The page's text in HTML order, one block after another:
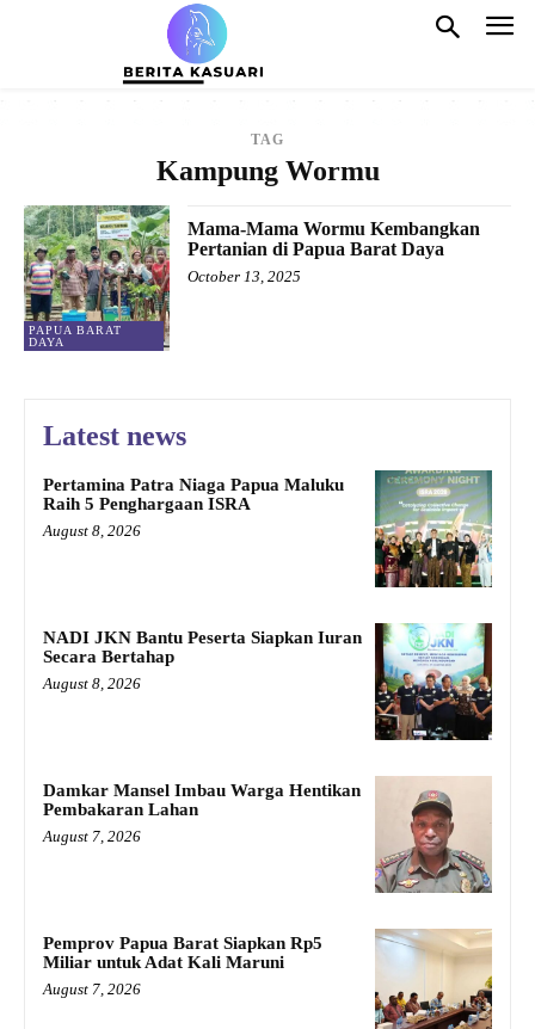
TAG
Kampung Wormu
PAPUA BARAT
DAYA
Mama-Mama Wormu Kembangkan
Pertanian di Papua Barat Daya
October 13, 2025
Latest news
Pertamina Patra Niaga Papua Maluku
Raih 5 Penghargaan ISRA
August 8, 2026
NADI JKN Bantu Peserta Siapkan Iuran
Secara Bertahap
August 8, 2026
Damkar Mansel Imbau Warga Hentikan
Pembakaran Lahan
August 7, 2026
Pemprov Papua Barat Siapkan Rp5
Miliar untuk Adat Kali Maruni
August 7, 2026